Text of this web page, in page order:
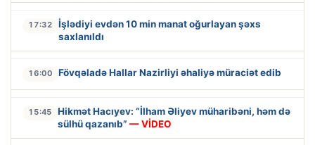
17:32
İşlədiyi evdən 10 min manat oğurlayan şəxs
saxlanıldı
16:00 Fövqəladə Hallar Nazirliyi əhaliyə müraciət edib
15:45
Hikmət Hacıyev: “İlham Əliyev müharibəni, həm də
sülhü qazanıb” — VİDEO